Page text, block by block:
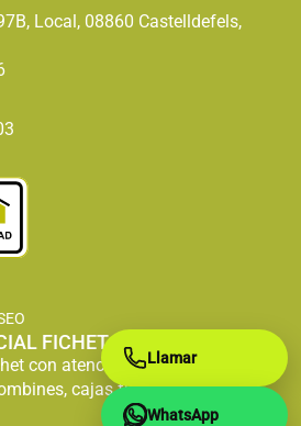
Local, 08860 Castelldefels,
FICHET
con atención especializada en
cajas fuertes y servicio
Llamar
WhatsApp